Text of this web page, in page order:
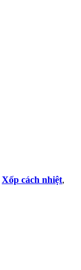
Xốp cách nhiệt,